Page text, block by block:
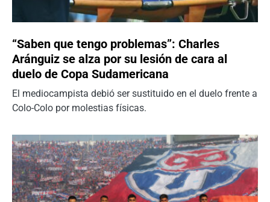
“Saben que tengo problemas”: Charles
Aránguiz se alza por su lesión de cara al
duelo de Copa Sudamericana
El mediocampista debió ser sustituido en el duelo frente a
Colo-Colo por molestias físicas.